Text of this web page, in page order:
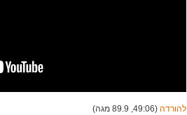
להורדה (49:06, 89.9 מגה)